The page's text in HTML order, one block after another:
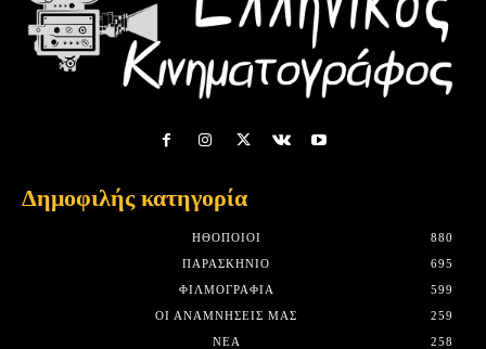
Δημοφιλής κατηγορία
HΘΟΠΟΙΟΊ
880
ΠΑΡΑΣΚΉΝΙΟ
695
ΦΙΛΜΟΓΡΑΦΊΑ
599
ΟΙ ΑΝΑΜΝΉΣΕΙΣ ΜΑΣ
259
ΝΈΑ
258